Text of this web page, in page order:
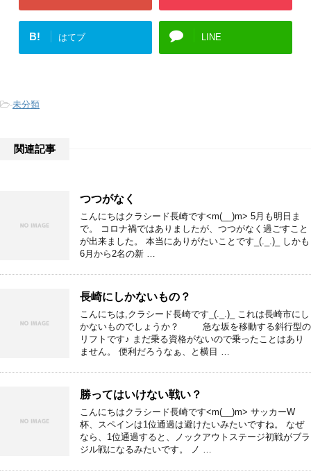
B! はてブ LINE
-未分類
関連記事
つつがなく
こんにちはクラシード長崎です<m(__)m> 5月も明日ま
で。 コロナ禍ではありましたが、つつがなく過ごすこと
が出来ました。 本当にありがたいことです_(._.)_ しかも
6月から2名の新 …
長崎にしかないもの？
こんにちは,クラシード長崎です_(._.)_ これは長崎市にし
かないものでしょうか？ 急な坂を移動する斜行型の
リフトです♪ まだ乗る資格がないので乗ったことはあり
ません。 便利だろうなぁ、と横目 …
勝ってはいけない戦い？
こんにちはクラシード長崎です<m(__)m> サッカーW
杯、スペインは1位通過は避けたいみたいですね。 なぜ
なら、1位通過すると、ノックアウトステージ初戦がブラ
ジル戦になるみたいです。 ノ …